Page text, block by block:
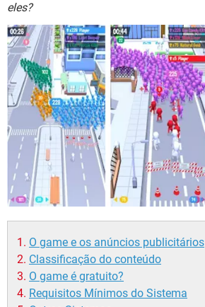
eles?
O game e os anúncios publicitários
Classificação do conteúdo
O game é gratuito?
Requisitos Mínimos do Sistema